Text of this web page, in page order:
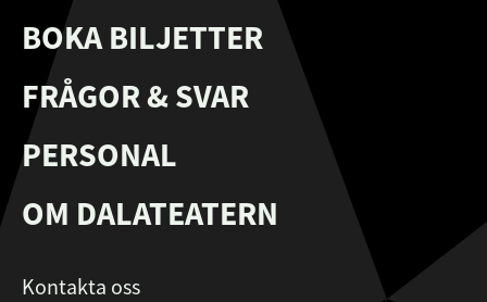
BOKA BILJETTER
FRÅGOR & SVAR
PERSONAL
OM DALATEATERN
Kontakta oss